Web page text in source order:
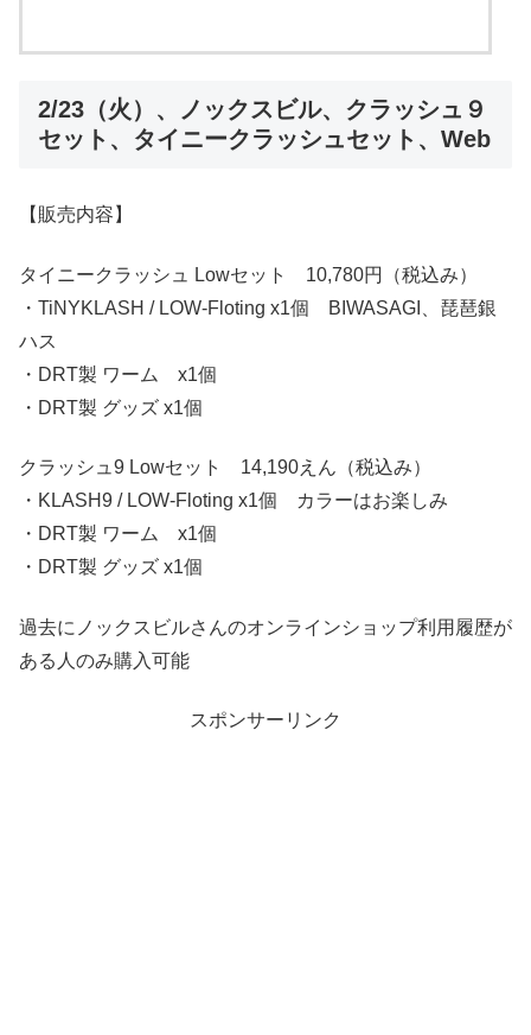
2/23（火）、ノックスビル、クラッシュ９
セット、タイニークラッシュセット、Web
【販売内容】
タイニークラッシュ Lowセット 10,780円（税込み）
・TiNYKLASH / LOW-Floting x1個 BIWASAGI、琵琶銀
ハス
・DRT製 ワーム x1個
・DRT製 グッズ x1個
クラッシュ9 Lowセット 14,190えん（税込み）
・KLASH9 / LOW-Floting x1個 カラーはお楽しみ
・DRT製 ワーム x1個
・DRT製 グッズ x1個
過去にノックスビルさんのオンラインショップ利用履歴が
ある人のみ購入可能
スポンサーリンク